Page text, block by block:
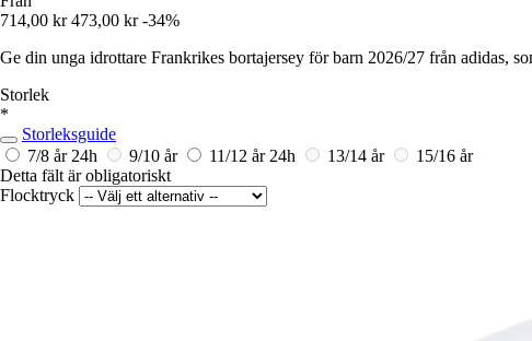
714,00 kr 473,00 kr -34%
Ge din unga idrottare Frankrikes bortajersey för barn 2026/27 från adidas,
Storlek
*
Storleksguide
7/8 år 24h 9/10 år 11/12 år 24h 13/14 år
15/16 år
Detta fält är obligatoriskt
Flocktryck